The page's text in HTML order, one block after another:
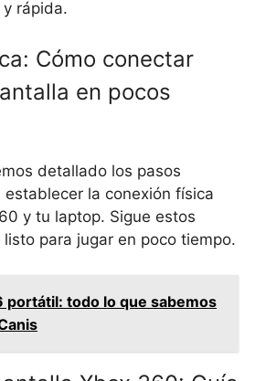
rápida.
Cómo conectar
en pocos
detallado los pasos
establecer la conexión física
y tu laptop. Sigue estos
para jugar en poco tiempo.
portátil: todo lo que sabemos